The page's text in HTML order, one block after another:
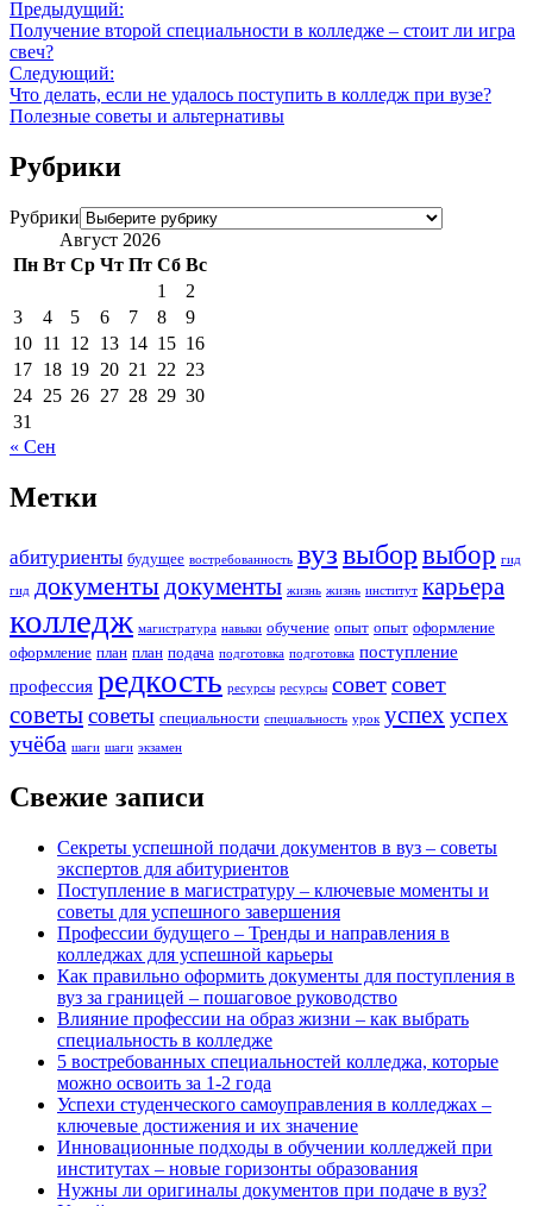
Предыдущий:
Получение второй специальности в колледже – стоит ли игра
свеч?
Следующий:
Что делать, если не удалось поступить в колледж при вузе?
Полезные советы и альтернативы
Рубрики
Рубрики
Август 2026
Пн Вт Ср Чт Пт Сб Вс
1
2
3
4 5 6 7 8
9
10 11 12 13 14 15 16
17 18 19 20 21 22 23
24 25 26 27 28 29 30
31
« Сен
Метки
абитуриенты будущее востребованность вузвыбор выбор гид
гид документы документы жизнь жизнь институт карьера
колледж магистратура навыки обучение опыт опыт оформление
оформление план план подача подготовка подготовка поступление
профессия редкость ресурсы ресурсы советсовет
советысоветы специальности специальность урок успех успех
учёба шаги шаги экзамен
Свежие записи
Секреты успешной подачи документов в вуз – советы
экспертов для абитуриентов
Поступление в магистратуру – ключевые моменты и
советы для успешного завершения
Профессии будущего – Тренды и направления в
колледжах для успешной карьеры
Как правильно оформить документы для поступления в
вуз за границей – пошаговое руководство
Влияние профессии на образ жизни – как выбрать
специальность в колледже
5 востребованных специальностей колледжа, которые
можно освоить за 1-2 года
Успехи студенческого самоуправления в колледжах –
ключевые достижения и их значение
Инновационные подходы в обучении колледжей при
институтах – новые горизонты образования
Нужны ли оригиналы документов при подаче в вуз?